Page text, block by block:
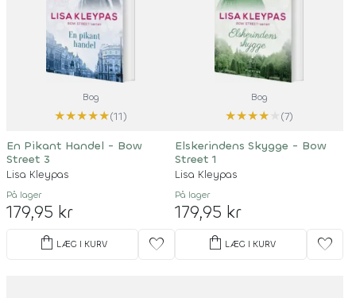
Bog
★★★★★(11)
En Pikant Handel - Bow
Street 3
Lisa Kleypas
På lager
179,95 kr
shopping_bag LÆG I KURV favorite
Bog
★★★★
(7)
Elskerindens Skygge - Bow
Street 1
Lisa Kleypas
På lager
179,95 kr
shopping_bag LÆG I KURV favorite